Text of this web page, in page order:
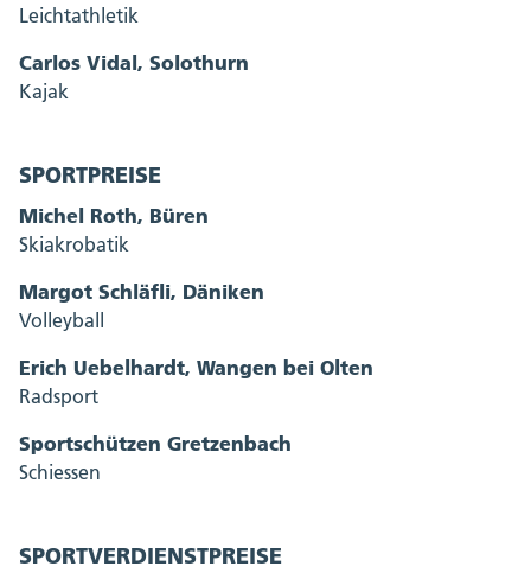
Leichtathletik
Carlos Vidal, Solothurn
Kajak
SPORTPREISE
Michel Roth, Büren
Skiakrobatik
Margot Schläfli, Däniken
Volleyball
Erich Uebelhardt, Wangen bei Olten
Radsport
Sportschützen Gretzenbach
Schiessen
SPORTVERDIENSTPREISE